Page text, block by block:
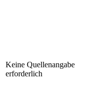
Keine Quellenangabe
erforderlich